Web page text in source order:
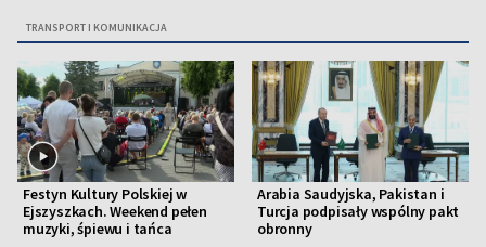
TRANSPORT I KOMUNIKACJA
Festyn Kultury Polskiej w
Ejszyszkach. Weekend pełen
muzyki, śpiewu i tańca
Arabia Saudyjska, Pakistan i
Turcja podpisały wspólny pakt
obronny